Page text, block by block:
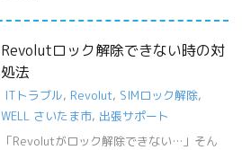
Revolutロック解除できない時の対
処法
ITトラブル, Revolut, SIMロック解除,
WELL さいたま市, 出張サポート
「Revolutがロック解除できない…」そん